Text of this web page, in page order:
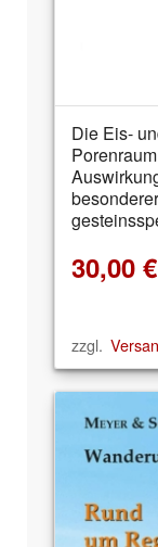
Die Eis-
30,00 €
zzgl.